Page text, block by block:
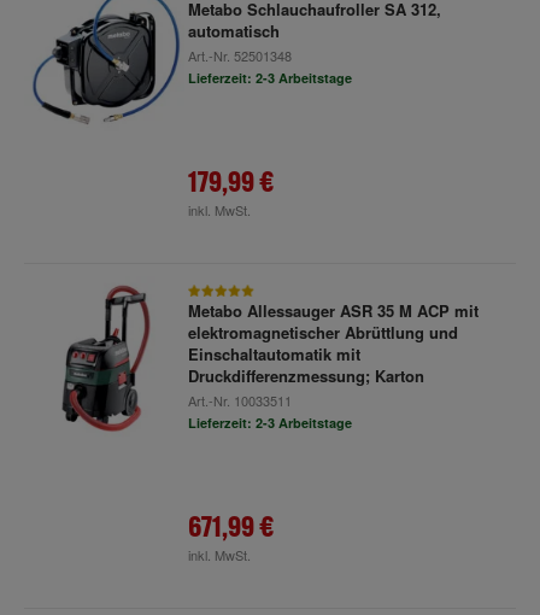
Metabo Schlauchaufroller SA 312,
automatisch
Art.-Nr. 52501348
Lieferzeit: 2-3 Arbeitstage
179,99 €
inkl. MwSt.
Metabo Allessauger ASR 35 M ACP mit
elektromagnetischer Abrüttlung und
Einschaltautomatik mit
Druckdifferenzmessung; Karton
Art.-Nr. 10033511
Lieferzeit: 2-3 Arbeitstage
671,99 €
inkl. MwSt.